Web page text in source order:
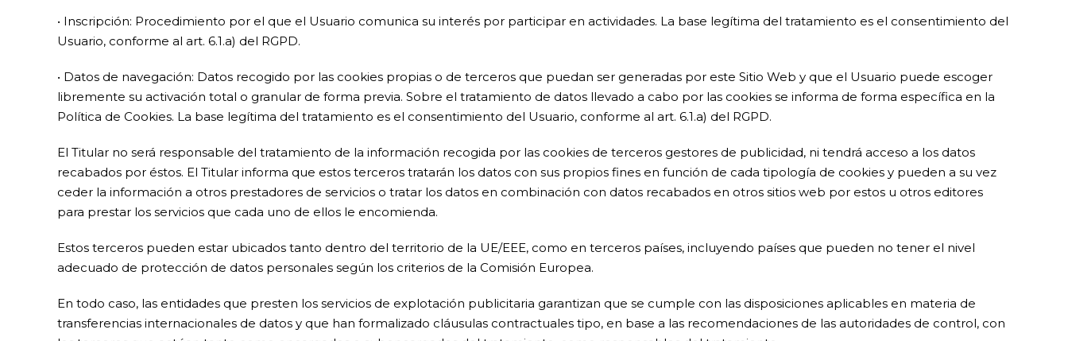
• Inscripción: Procedimiento por el que el Usuario comunica su interés por participar en actividades. La base legítima del tratamiento es el consentimiento del
Usuario, conforme al art. 6.1.a) del RGPD.
• Datos de navegación: Datos recogido por las cookies propias o de terceros que puedan ser generadas por este Sitio Web y que el Usuario puede escoger
libremente su activación total o granular de forma previa. Sobre el tratamiento de datos llevado a cabo por las cookies se informa de forma específica en la
Política de Cookies. La base legítima del tratamiento es el consentimiento del Usuario, conforme al art. 6.1.a) del RGPD.
El Titular no será responsable del tratamiento de la información recogida por las cookies de terceros gestores de publicidad, ni tendrá acceso a los datos
recabados por éstos. El Titular informa que estos terceros tratarán los datos con sus propios fines en función de cada tipología de cookies y pueden a su vez
ceder la información a otros prestadores de servicios o tratar los datos en combinación con datos recabados en otros sitios web por estos u otros editores
para prestar los servicios que cada uno de ellos le encomienda.
Estos terceros pueden estar ubicados tanto dentro del territorio de la UE/EEE, como en terceros países, incluyendo países que pueden no tener el nivel
adecuado de protección de datos personales según los criterios de la Comisión Europea.
En todo caso, las entidades que presten los servicios de explotación publicitaria garantizan que se cumple con las disposiciones aplicables en materia de
transferencias internacionales de datos y que han formalizado cláusulas contractuales tipo, en base a las recomendaciones de las autoridades de control, con